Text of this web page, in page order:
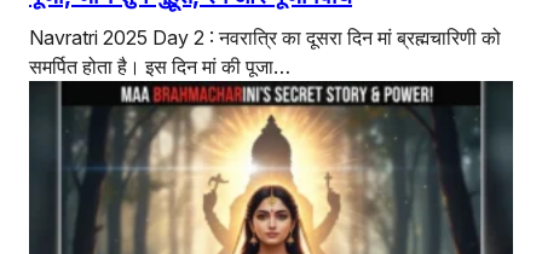
Navratri 2025 Day 2 : नवरात्रि का दूसरा दिन मां ब्रह्मचारिणी को
समर्पित होता है। इस दिन मां की पूजा…